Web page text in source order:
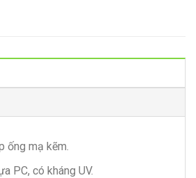
ống mạ kẽm.
PC, có kháng UV.